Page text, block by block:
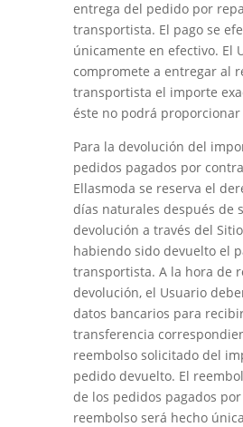
entrega del pedido por
transportista. El pago se
únicamente en efectivo. El
compromete a entregar al
transportista el importe
éste no podrá proporcionar
Para la devolución del
pedidos pagados por
Ellasmoda se reserva el
días naturales después de
devolución a través del
habiendo sido devuelto el
transportista. A la hora de
devolución, el Usuario
datos bancarios para
transferencia
reembolso solicitado del
pedido devuelto. El
de los pedidos pagados
reembolso será hecho